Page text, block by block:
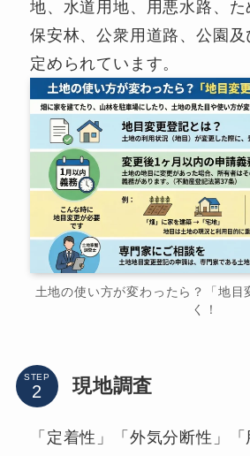
地、水道用地、用悪水路、た
保安林、公衆用道路、公園及
定められています。
土地の使い方が変わったら？「地目
く！
STEP 現地調査
「定着性」「外気分断性」「